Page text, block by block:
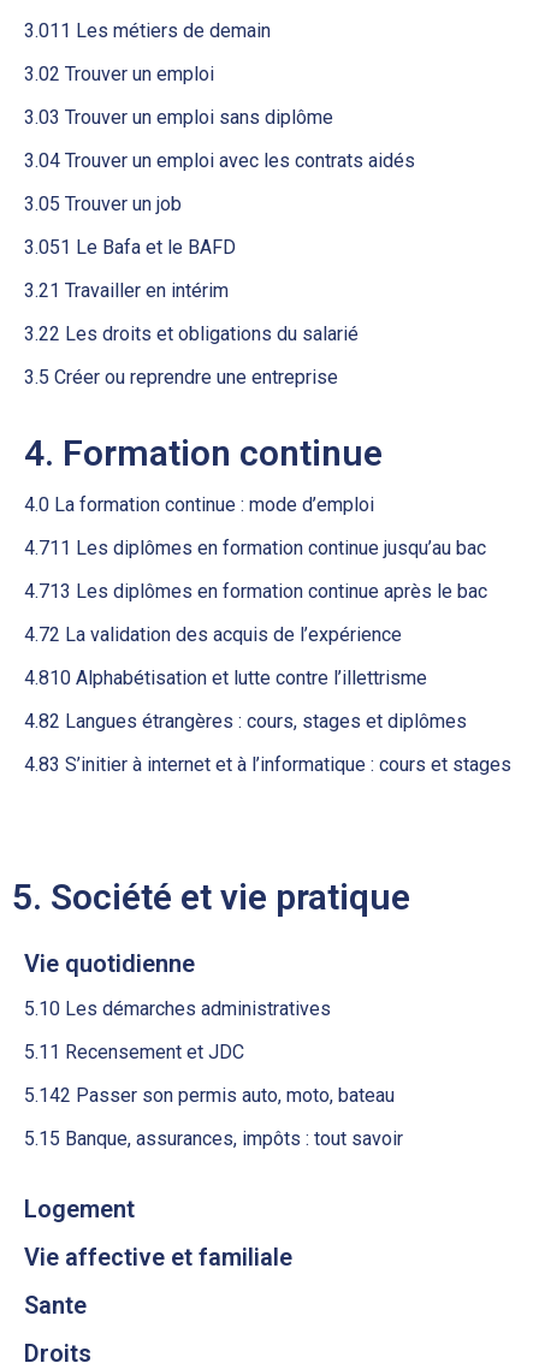
3.011 Les métiers de demain
3.02 Trouver un emploi
3.03 Trouver un emploi sans diplôme
3.04 Trouver un emploi avec les contrats aidés
3.05 Trouver un job
3.051 Le Bafa et le BAFD
3.21 Travailler en intérim
3.22 Les droits et obligations du salarié
3.5 Créer ou reprendre une entreprise
4. Formation continue
4.0 La formation continue : mode d’emploi
4.711 Les diplômes en formation continue jusqu’au bac
4.713 Les diplômes en formation continue après le bac
4.72 La validation des acquis de l’expérience
4.810 Alphabétisation et lutte contre l’illettrisme
4.82 Langues étrangères : cours, stages et diplômes
4.83 S’initier à internet et à l’informatique : cours et stages
5. Société et vie pratique
Vie quotidienne
5.10 Les démarches administratives
5.11 Recensement et JDC
5.142 Passer son permis auto, moto, bateau
5.15 Banque, assurances, impôts : tout savoir
Logement
Vie affective et familiale
Sante
Droits